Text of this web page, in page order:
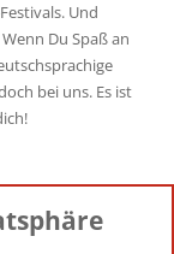
Und
Du Spaß an
bei uns. Es ist